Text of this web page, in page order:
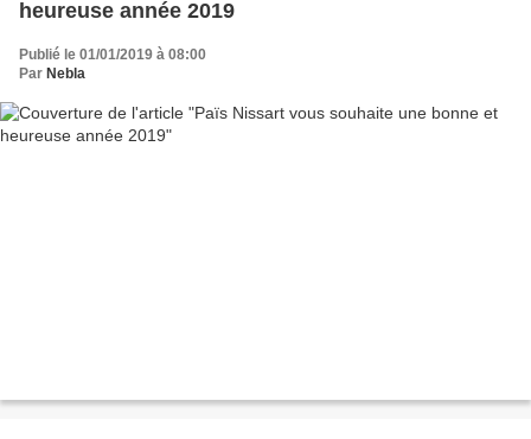
heureuse année 2019
Publié le 01/01/2019 à 08:00
Par Nebla